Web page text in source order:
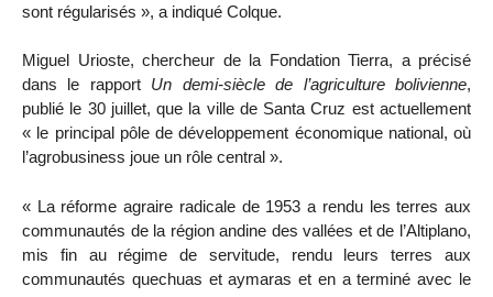
sont régularisés », a indiqué Colque.
Miguel Urioste, chercheur de la Fondation Tierra, a précisé
dans le rapport Un demi-siècle de l’agriculture bolivienne,
publié le 30 juillet, que la ville de Santa Cruz est actuellement
« le principal pôle de développement économique national, où
l’agrobusiness joue un rôle central ».
« La réforme agraire radicale de 1953 a rendu les terres aux
communautés de la région andine des vallées et de l’Altiplano,
mis fin au régime de servitude, rendu leurs terres aux
communautés quechuas et aymaras et en a terminé avec le